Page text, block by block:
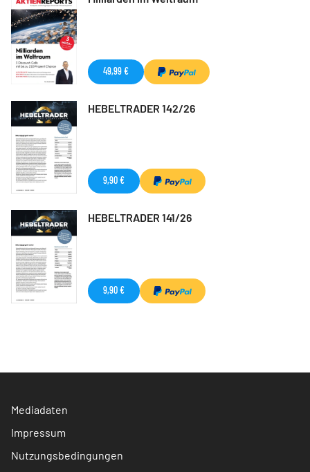
49,99 €
HEBELTRADER 142/26
9,90 €
HEBELTRADER 141/26
9,90 €
Mediadaten
Impressum
Nutzungsbedingungen